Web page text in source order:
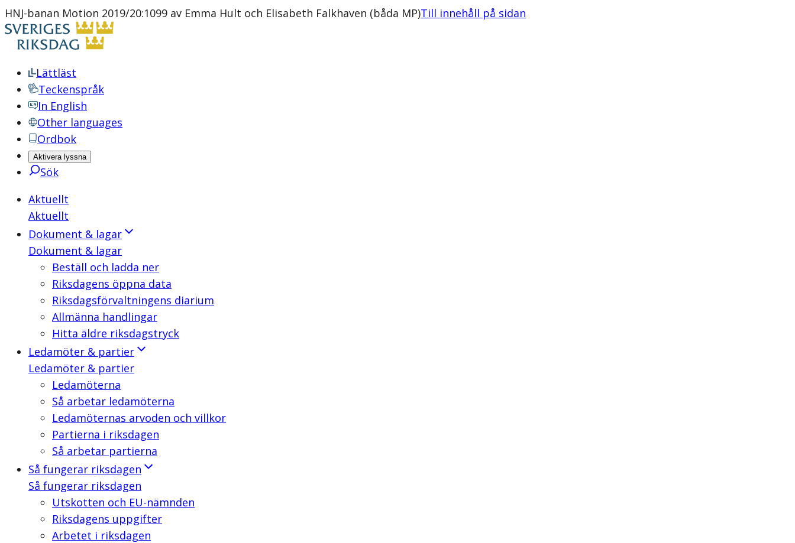
HNJ-banan Motion 2019/20:1099 av Emma Hult och Elisabeth Falkhaven (båda MP)Till innehåll på sidan
Lättläst
Teckenspråk
In English
Other languages
Ordbok
Aktivera lyssna
Sök
Aktuellt
Aktuellt
Dokument & lagar
Dokument & lagar
Beställ och ladda ner
Riksdagens öppna data
Riksdagsförvaltningens diarium
Allmänna handlingar
Hitta äldre riksdagstryck
Ledamöter & partier
Ledamöter & partier
Ledamöterna
Så arbetar ledamöterna
Ledamöternas arvoden och villkor
Partierna i riksdagen
Så arbetar partierna
Så fungerar riksdagen
Så fungerar riksdagen
Utskotten och EU-nämnden
Riksdagens uppgifter
Arbetet i riksdagen